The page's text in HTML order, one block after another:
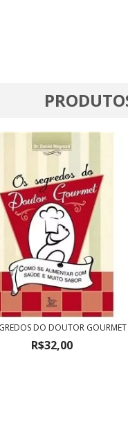
DO DOUTOR GOURMET
R$32,00